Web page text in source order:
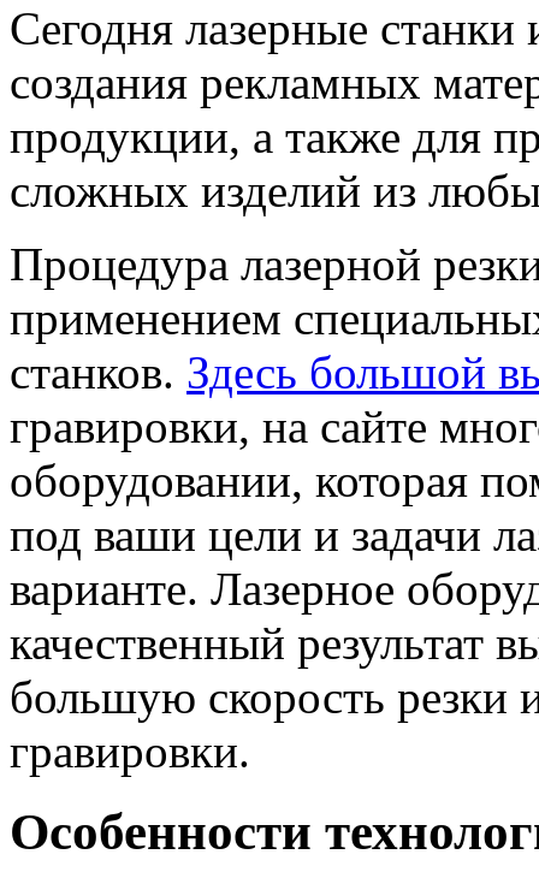
Сегодня лазерные станки
создания рекламных
продукции, а также для
сложных изделий из
Процедура лазерной
применением
станков. Здесь большой
гравировки, на сайте
оборудовании, которая
под ваши цели и задачи
варианте. Лазерное
качественный результат
большую скорость резки
гравировки.
Особенности